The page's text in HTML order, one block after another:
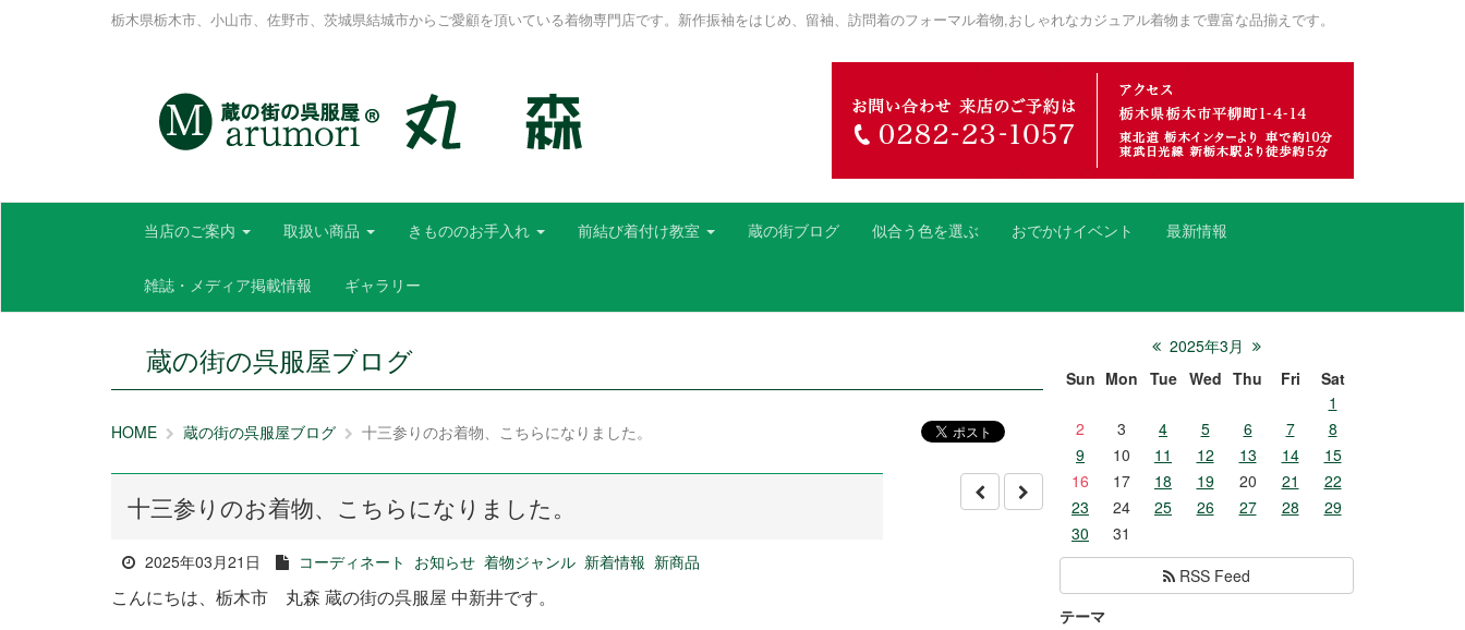
栃木県栃木市、小山市、佐野市、茨城県結城市からご愛顧を頂いている着物専門店です。新作振袖をはじめ、留袖、訪問着のフォーマル着物,おしゃれなカジュアル着物まで豊富な品揃えです。
当店のご案内 取扱い商品 きもののお手入れ 前結び着付け教室 蔵の街ブログ 似合う色を選ぶ おでかけイベント 最新情報
雑誌・メディア掲載情報 ギャラリー
蔵の街の呉服屋ブログ
HOME 蔵の街の呉服屋ブログ 十三参りのお着物、こちらになりました。
十三参りのお着物、こちらになりました。
2025年03月21日 コーディネート お知らせ 着物ジャンル 新着情報 新商品
こんにちは、栃木市 丸森 蔵の街の呉服屋 中新井です。
2025年3月
Sun Mon Tue Wed Thu Fri
Sat
1
2
3 4 5 6 7
8
9
10 11 12 13 14
15
16
17 18 19 20 21
22
23
24 25 26 27 28
29
30
31
RSS Feed
テーマ